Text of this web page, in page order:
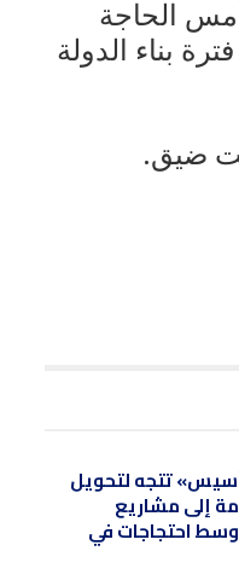
الحاجة
بناء الدولة
ضيق.
تتجه لتحويل
إلى مشاريع
وسط احتجاجات في